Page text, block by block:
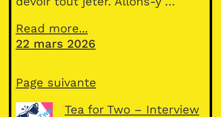
Read more...
22 mars 2026
Page suivante
Tea for Two – Interview